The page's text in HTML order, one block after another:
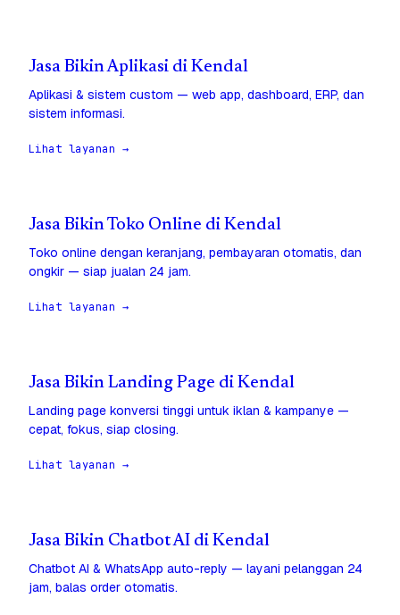
Jasa Bikin Aplikasi di Kendal
Aplikasi & sistem custom — web app, dashboard, ERP, dan
sistem informasi.
Lihat layanan →
Jasa Bikin Toko Online di Kendal
Toko online dengan keranjang, pembayaran otomatis, dan
ongkir — siap jualan 24 jam.
Lihat layanan →
Jasa Bikin Landing Page di Kendal
Landing page konversi tinggi untuk iklan & kampanye —
cepat, fokus, siap closing.
Lihat layanan →
Jasa Bikin Chatbot AI di Kendal
Chatbot AI & WhatsApp auto-reply — layani pelanggan 24
jam, balas order otomatis.